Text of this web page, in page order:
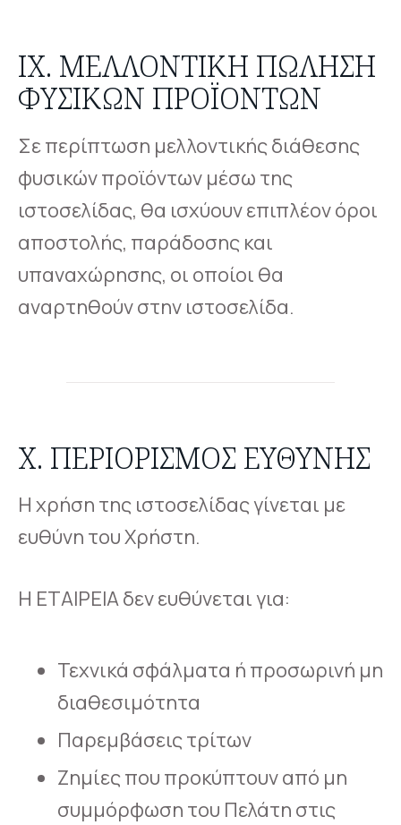
IX. ΜΕΛΛΟΝΤΙΚΉ ΠΏΛΗΣΗ
ΦΥΣΙΚΏΝ ΠΡΟΪΌΝΤΩΝ
Σε περίπτωση μελλοντικής διάθεσης
φυσικών προϊόντων μέσω της
ιστοσελίδας, θα ισχύουν επιπλέον όροι
αποστολής, παράδοσης και
υπαναχώρησης, οι οποίοι θα
αναρτηθούν στην ιστοσελίδα.
X. ΠΕΡΙΟΡΙΣΜΌΣ ΕΥΘΎΝΗΣ
Η χρήση της ιστοσελίδας γίνεται με
ευθύνη του Χρήστη.
Η ΕΤΑΙΡΕΙΑ δεν ευθύνεται για:
Τεχνικά σφάλματα ή προσωρινή μη
διαθεσιμότητα
Παρεμβάσεις τρίτων
Ζημίες που προκύπτουν από μη
συμμόρφωση του Πελάτη στις